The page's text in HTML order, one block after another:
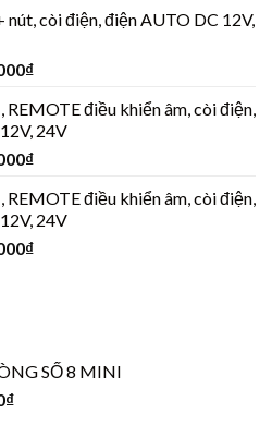
nút, còi điện, điện AUTO DC 12V,
₫
điều khiển âm, còi điện,
24V
₫
điều khiển âm, còi điện,
24V
₫
SỐ 8 MINI
₫